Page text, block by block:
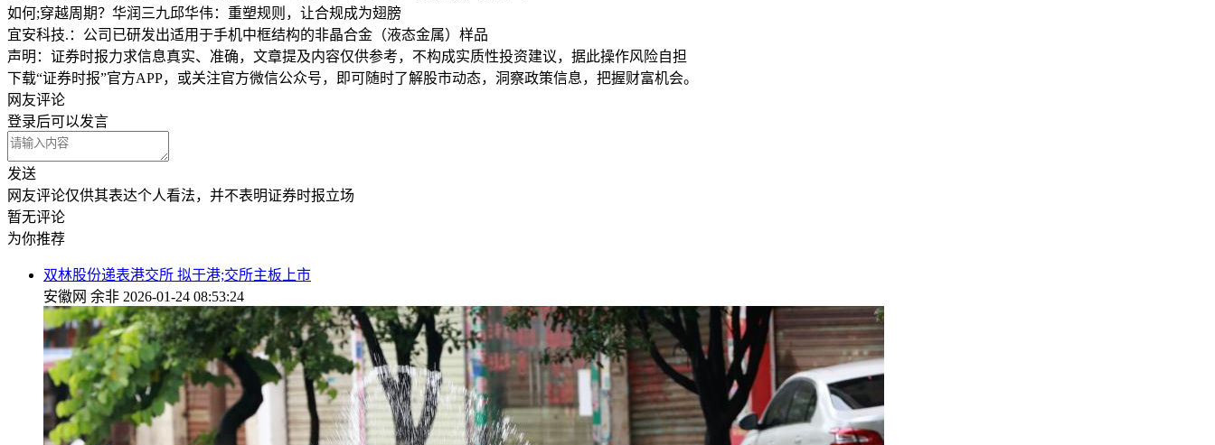
如何;穿越周期？华润三九邱华伟：重塑规则，让合规成为翅膀
宜安科技.：公司已研发出适用于手机中框结构的非晶合金（液态金属）样品
声明：证券时报力求信息真实、准确，文章提及内容仅供参考，不构成实质性投资建议，据此操作风险自担
下载“证券时报”官方APP，或关注官方微信公众号，即可随时了解股市动态，洞察政策信息，把握财富机会。
网友评论
登录后可以发言
发送
网友评论仅供其表达个人看法，并不表明证券时报立场
暂无评论
为你推荐
双林股份递表港交所 拟于港;交所主板上市
安徽网 余非 2026-01-24 08:53:24